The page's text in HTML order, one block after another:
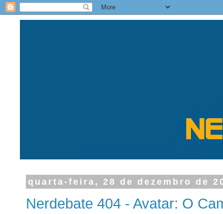
quarta-feira, 28 de dezembro de
Nerdebate 404 - Avatar: O